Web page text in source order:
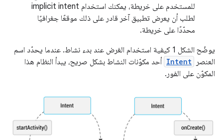
للمستخدم على خريطة، يمكنك استخدام implicit intent
لطلب أن يعرض تطبيق آخر قادر على ذلك موقعًا جغرافيًا
محدّدًا على خريطة.
يوضّح الشكل 1 كيفية استخدام الغرض عند بدء نشاط. عندما يحدّد اسم
العنصر
Intent أحد مكوّنات النشاط بشكل صريح، يبدأ النظام هذا
المكوّن على الفور.